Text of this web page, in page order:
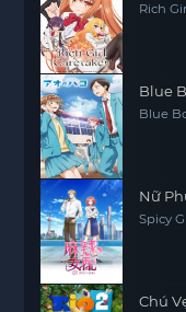
Rich
Blue
Blue
Nữ
Spicy
Chú